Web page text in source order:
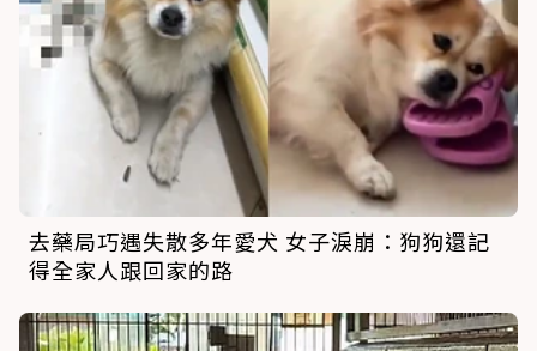
去藥局巧遇失散多年愛犬 女子淚崩：狗狗還記
得全家人跟回家的路